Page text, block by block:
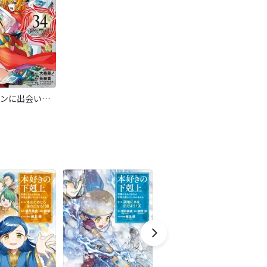
ダンジョンに出会いを求めるのは間違っているだろうか 外伝 ソード・オラトリア